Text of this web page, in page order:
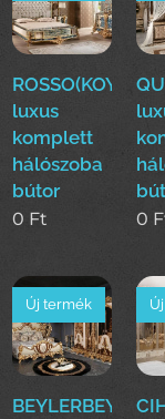
luxus
komplett
hálószoba
bútor
0 Ft 0
BEYLERBEYI
Új termék